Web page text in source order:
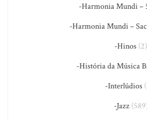
-Harmonia Mundi –
-Harmonia Mundi –
-Hinos (2)
-História da Música
-Interlúdios
-Jazz